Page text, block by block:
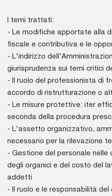
I temi trattati:
- Le modifiche apportate alla
fiscale e contributiva e le
- L'indirizzo
giurisprudenza sui temi critici
- Il ruolo del professionista di
accordo di ristrutturazione o
- Le misure protettive: iter
seconda della procedura
- L'assetto organizzativo,
necessario per la rilevazione
- Gestione del personale nelle
degli organici e del costo del
addetti
- Il ruolo e le responsabilità